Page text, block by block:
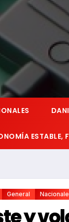
ESTABLE,
General